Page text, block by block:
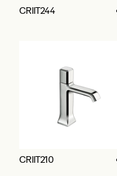
CRIIT244
CRIIT210